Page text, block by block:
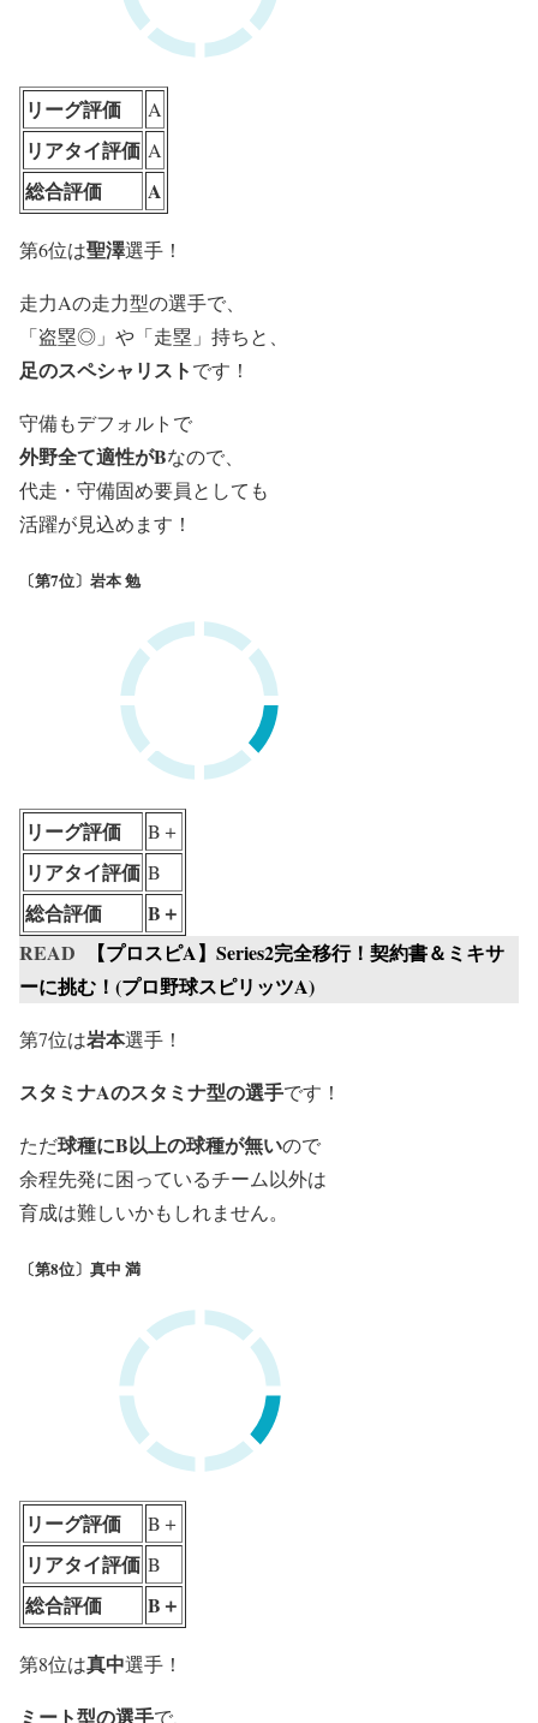
リーグ評価 A
リアタイ評価 A
総合評価 A
第6位は聖澤選手！
走力Aの走力型の選手で、
「盗塁◎」や「走塁」持ちと、
足のスペシャリストです！
守備もデフォルトで
外野全て適性がBなので、
代走・守備固め要員としても
活躍が見込めます！
〔第7位〕岩本 勉
リーグ評価 B＋
リアタイ評価 B
総合評価
B＋
READ
【プロスピA】Series2完全移行！契約書＆ミキサ
ーに挑む！(プロ野球スピリッツA)
第7位は岩本選手！
スタミナAのスタミナ型の選手です！
ただ球種にB以上の球種が無いので
余程先発に困っているチーム以外は
育成は難しいかもしれません。
〔第8位〕真中 満
リーグ評価 B＋
リアタイ評価 B
総合評価 B＋
第8位は真中選手！
ミート型の選手で、